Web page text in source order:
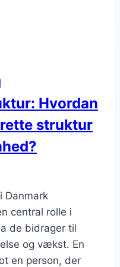
Hvordan
struktur
Danmark
central rolle i
de bidrager til
og vækst. En
en person, der